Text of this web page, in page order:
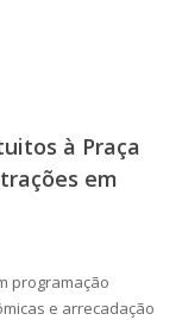
à Praça
em
programação
e arrecadação